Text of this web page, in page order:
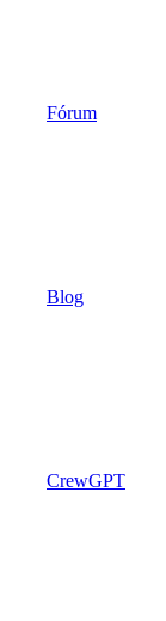
Fórum
Blog
CrewGPT